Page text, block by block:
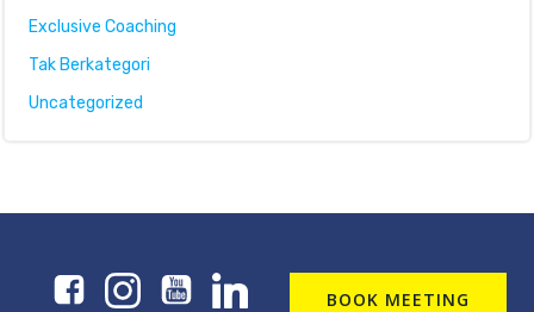
Exclusive Coaching
Tak Berkategori
Uncategorized
BOOK MEETING